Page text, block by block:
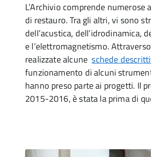
L’Archivio comprende
di restauro. Tra gli altri, vi sono
dell’acustica, dell’idrodinamica,
e l’elettromagnetismo.
realizzate alcuneschede
funzionamento di alcuni
hanno preso parte ai progetti. Il
2015-2016, è stata la prima di